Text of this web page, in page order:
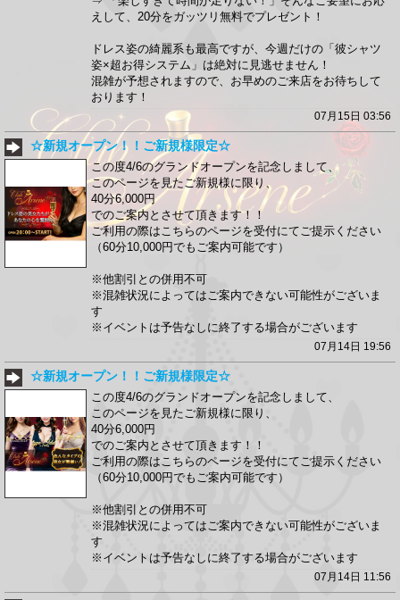
えして、20分をガッツリ無料でプレゼント！
ドレス姿の綺麗系も最高ですが、今週だけの「彼シャツ
姿×超お得システム」は絶対に見逃せません！
混雑が予想されますので、お早めのご来店をお待ちして
おります！
07月15日 03:56
☆新規オープン！！ご新規様限定☆
この度4/6のグランドオープンを記念しまして、
このページを見たご新規様に限り、
40分6,000円
でのご案内とさせて頂きます！！
ご利用の際はこちらのページを受付にてご提示ください
（60分10,000円でもご案内可能です）
※他割引との併用不可
※混雑状況によってはご案内できない可能性がございま
す
※イベントは予告なしに終了する場合がございます
07月14日 19:56
☆新規オープン！！ご新規様限定☆
この度4/6のグランドオープンを記念しまして、
このページを見たご新規様に限り、
40分6,000円
でのご案内とさせて頂きます！！
ご利用の際はこちらのページを受付にてご提示ください
（60分10,000円でもご案内可能です）
※他割引との併用不可
※混雑状況によってはご案内できない可能性がございま
す
※イベントは予告なしに終了する場合がございます
07月14日 11:56